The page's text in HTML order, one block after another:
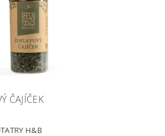
ČAJÍČEK
H&B